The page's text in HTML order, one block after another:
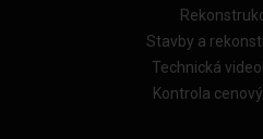
Stavby a
Technická
Kontrola